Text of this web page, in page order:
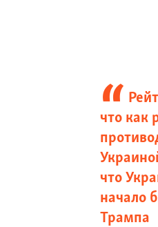
что как
что
начало
Трампа